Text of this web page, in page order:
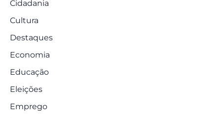
Cidadania
Cultura
Destaques
Economia
Educação
Eleições
Emprego